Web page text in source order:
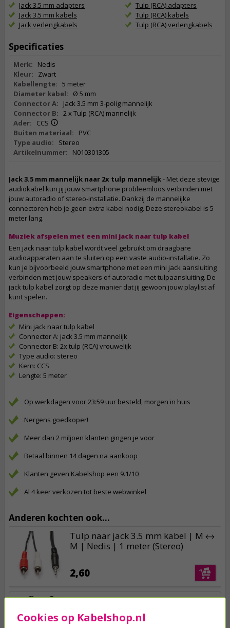
Jack 3.5 mm adapters
Jack 3.5 mm kabels
Jack verlengkabels
Tulp (RCA) adapters
Tulp (RCA) kabels
Tulp (RCA) verlengkabels
Specificaties
Merk:
Nedis
Kleur:
Zwart
Kabellengte: 5 meter
Diameter kabel:
Ø 5 mm
Connector A:
Jack 3.5 mm 3-polig mannelijk
Connector B: 2 x Tulp (RCA) mannelijk
Ader:
CCS
Buiten materiaal:
PVC
Type audio:
Stereo
Artikelnummer:
N010301305
Jack 3.5 mm mannelijk naar 2x tulp mannelijk- Met deze stevige
audiokabel kun jij jouw smartphone probleemloos verbinden met
jouw autoradio of stereo-installatie. Dankzij de mannelijke
connectoren heb je geen extra kabel nodig. Deze stereokabel is 5
meter lang.
Muziek afspelen met een mini jack naar tulp kabel
Een jack naar tulp kabel wordt veel gebruikt om draagbare
audioapparaten aan te sluiten op een vaste audio-installatie. Zo
kun je bijvoorbeeld jouw smartphone met een mini jack aansluiting
verbinden met jouw speakers of autoradio met tulpaansluiting. De
jack tulp kabel zorgt op deze manier dat jij gewoon jouw playlist af
kunt spelen.
Eigenschappen:
Mini jack naar tulp kabel
Connector A: jack 3.5 mm mannelijk
Connector B: 2x tulp (RCA) vrouwelijk
Type audio: stereo
Kern: CCS
Lengte: 5 meter
Op werkdagen voor 23:59 uur besteld, morgen in huis
Nergens goedkoper!
Meer dan 2 miljoen klanten gingen je voor
Betaal binnen 14 dagen na aankoop
Klanten geven Kabelshop een 9.1/10
Al 4 keer verkozen tot beste webwinkel
Anderen kochten ook...
Tulp naar jack 3.5 mm kabel | M ↔
M | Nedis | 1 meter (Stereo)
2,60
Tulp naar jack 3.5 mm kabel | M ↔
M | Nedis | 10 meter (Stereo)
Cookies op Kabelshop.nl